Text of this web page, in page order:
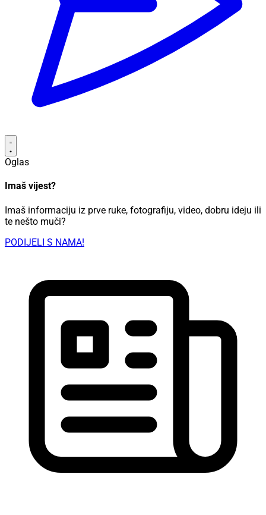
Oglas
Imaš vijest?
Imaš informaciju iz prve ruke, fotografiju, video, dobru ideju ili
te nešto muči?
PODIJELI S NAMA!